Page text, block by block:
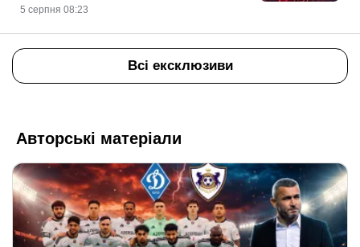
5 серпня 08:23
Всі ексклюзиви
Авторські матеріали